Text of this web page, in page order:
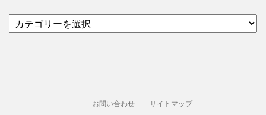
ブ
テ
お問い合わせ サイトマップ